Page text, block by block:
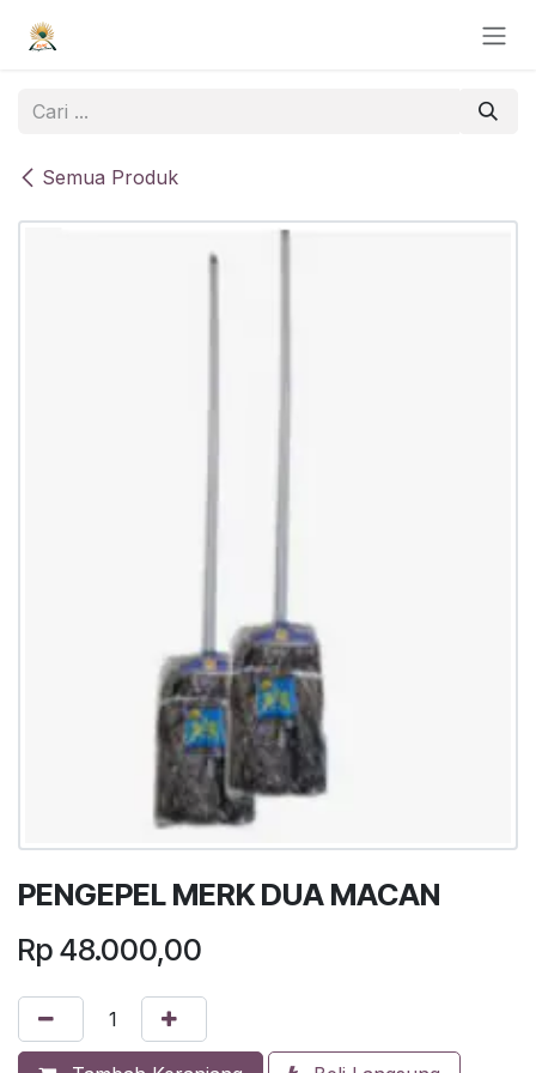
Semua Produk
PENGEPEL MERK DUA MACAN
Rp 48.000,00